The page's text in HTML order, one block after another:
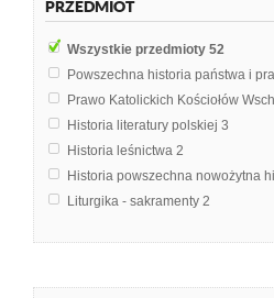
PRZEDMIOT
Wszystkie przedmioty 52
Powszechna historia państwa i
Prawo Katolickich Kościołów
Historia literatury polskiej 3
Historia leśnictwa 2
Historia powszechna nowożytna
Liturgika - sakramenty 2